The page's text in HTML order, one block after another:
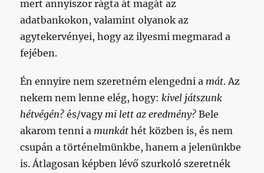
mert annyiszor rágta át magát az
adatbankokon, valamint olyanok az
agytekervényei, hogy az ilyesmi megmarad a
fejében.
Én ennyire nem szeretném elengedni a mát. Az
nekem nem lenne elég, hogy: kivel játszunk
hétvégén? és/vagy mi lett az eredmény? Bele
akarom tenni a munkát hét közben is, és nem
csupán a történelmünkbe, hanem a jelenünkbe
is. Átlagosan képben lévő szurkoló szeretnék